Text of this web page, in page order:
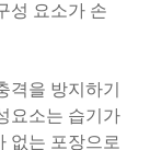
성 요소가 손
격을 방지하기
요소는 습기가
없는 포장으로